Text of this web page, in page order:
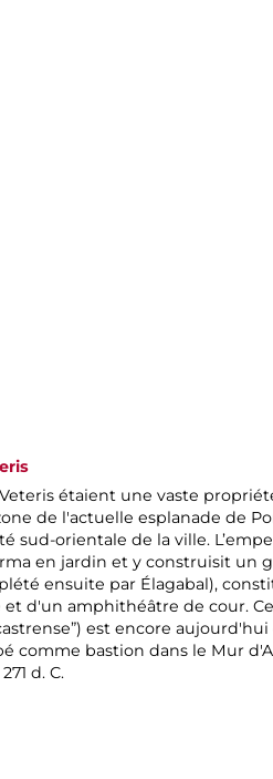
Veteris étaient une vaste
de l'actuelle esplanade de
sud-orientale de la ville.
en jardin et y construisit un
ensuite par Élagabal),
d'un amphithéâtre de cour.
est encore
comme bastion dans le Mur
d. C.